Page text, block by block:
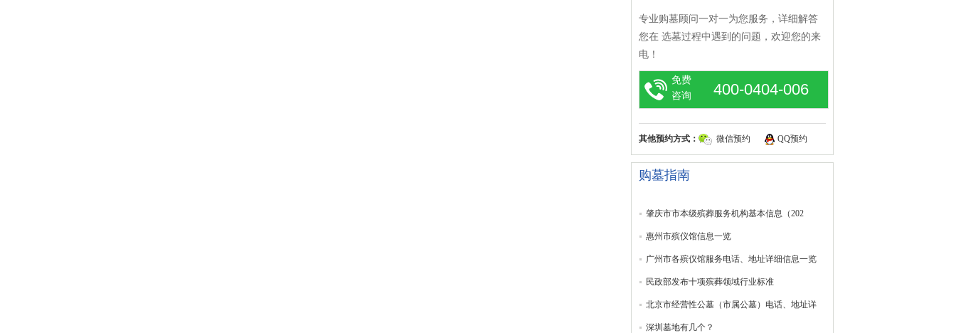
专业购墓顾问一对一为您服务，详细解答
您在 选墓过程中遇到的问题，欢迎您的来
电！
免费
咨询
400-0404-006
其他预约方式： 微信预约 QQ预约
购墓指南
肇庆市市本级殡葬服务机构基本信息（202
惠州市殡仪馆信息一览
广州市各殡仪馆服务电话、地址详细信息一览
民政部发布十项殡葬领域行业标准
北京市经营性公墓（市属公墓）电话、地址详
深圳墓地有几个？